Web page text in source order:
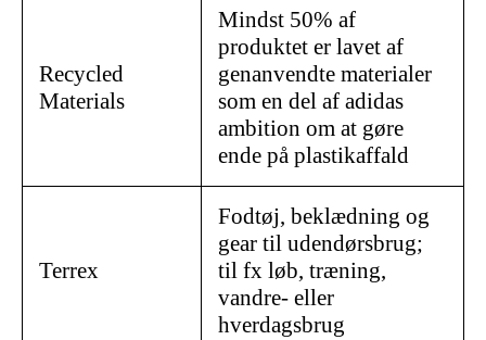
Recycled
Materials
Mindst 50% af
produktet er lavet af
genanvendte materialer
som en del af adidas
ambition om at gøre
ende på plastikaffald
Terrex
Fodtøj, beklædning og
gear til udendørsbrug;
til fx løb, træning,
vandre- eller
hverdagsbrug